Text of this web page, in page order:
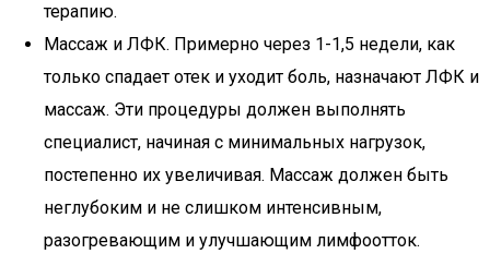
терапию.
Массаж и ЛФК. Примерно через 1-1,5 недели, как
только спадает отек и уходит боль, назначают ЛФК и
массаж. Эти процедуры должен выполнять
специалист, начиная с минимальных нагрузок,
постепенно их увеличивая. Массаж должен быть
неглубоким и не слишком интенсивным,
разогревающим и улучшающим лимфоотток.